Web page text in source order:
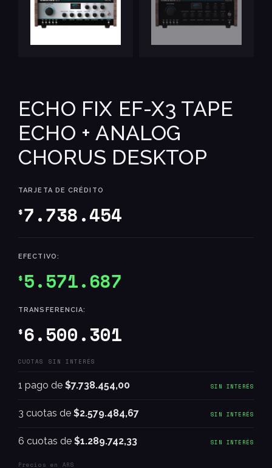
ECHO FIX EF-X3 TAPE
ECHO + ANALOG
CHORUS DESKTOP
$7.738.454
TARJETA DE CRÉDITO
$5.571.687
EFECTIVO:
$6.500.301
TRANSFERENCIA:
CUOTAS SIN INTERÉS
1 pago de $7.738.454,00 SIN INTERÉS
3 cuotas de $2.579.484,67 SIN INTERÉS
6 cuotas de $1.289.742,33 SIN INTERÉS
Precios en ARS